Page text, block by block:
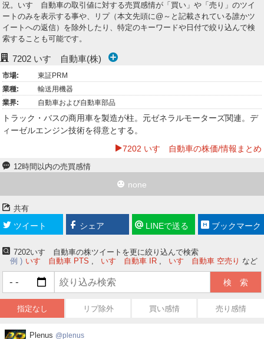
ト
マ
ー
況。いすゞ自動車の取引値に対する売買感情が「買い」や「売り」のツイ
ートのみを表示する事や、リプ（本文先頭に@～と記載されている誰かツ
イートへの返信）を除外したり、特定のキーワードや日付で絞り込んで検
索することも可能です。
7202 いすゞ自動車(株)
市場:
東証PRM
業種:
輸送用機器
業界:
自動車および自動車部品
トラック・バスの商用車を製造が柱。元ゼネラルモーターズ関連。デ
ィーゼルエンジン技術を得意とする。
7202 いすゞ自動車の株価/情報まとめ
12時間以内の売買感情
none
共有
ツイート シェア LINEで送る ブックマーク
7202いすゞ自動車の株ツイートを更に絞り込んで検索
例
いすゞ自動車 PTS いすゞ自動車 IR いすゞ自動車 空売り など
指定なし リプ除外 買い感情 売り感情
Plenus
Plenus plenus